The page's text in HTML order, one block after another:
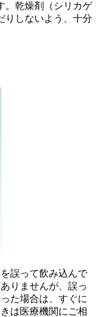
。乾燥剤（シリカゲ
りしないよう、十分
誤って飲み込んで
りませんが、誤っ
た場合は、すぐに
は医療機関にご相